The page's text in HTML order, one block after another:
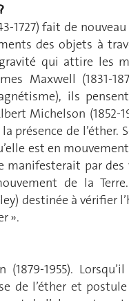
1727) fait de
des objets à
qui attire les
Maxwell (1831-
ils
Michelson (1852-
présence de l’éther.
est en
manifesterait par
de la
destinée à vérifier
».
1955).
de l’éther et